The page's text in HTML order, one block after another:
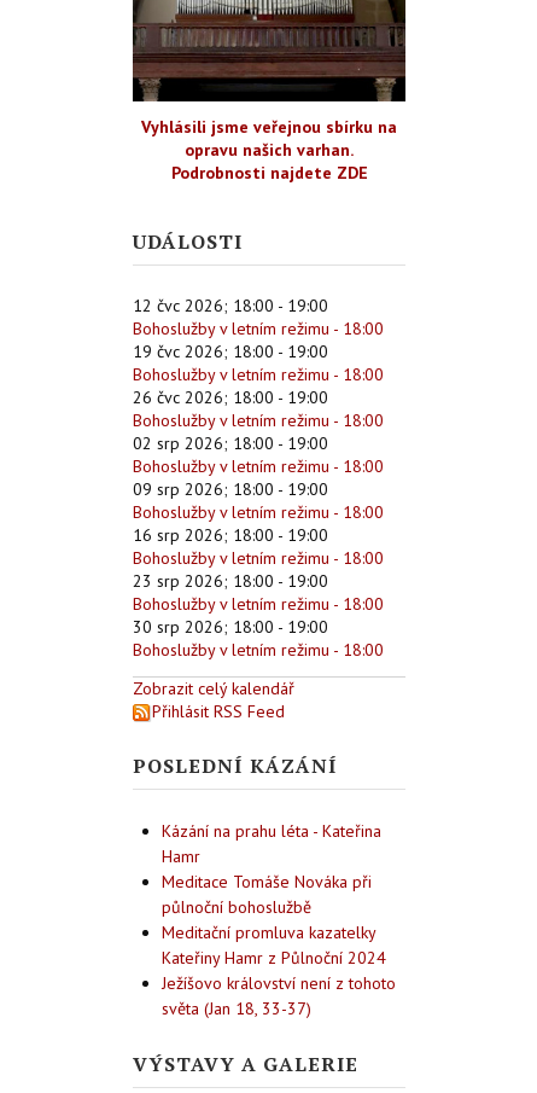
Vyhlásili jsme veřejnou sbírku na
opravu našich varhan.
Podrobnosti najdete ZDE
UDÁLOSTI
12 čvc 2026; 18:00 - 19:00
Bohoslužby v letním režimu - 18:00
19 čvc 2026; 18:00 - 19:00
Bohoslužby v letním režimu - 18:00
26 čvc 2026; 18:00 - 19:00
Bohoslužby v letním režimu - 18:00
02 srp 2026; 18:00 - 19:00
Bohoslužby v letním režimu - 18:00
09 srp 2026; 18:00 - 19:00
Bohoslužby v letním režimu - 18:00
16 srp 2026; 18:00 - 19:00
Bohoslužby v letním režimu - 18:00
23 srp 2026; 18:00 - 19:00
Bohoslužby v letním režimu - 18:00
30 srp 2026; 18:00 - 19:00
Bohoslužby v letním režimu - 18:00
Zobrazit celý kalendář
Přihlásit RSS Feed
POSLEDNÍ KÁZÁNÍ
Kázání na prahu léta - Kateřina
Hamr
Meditace Tomáše Nováka při
půlnoční bohoslužbě
Meditační promluva kazatelky
Kateřiny Hamr z Půlnoční 2024
Ježíšovo království není z tohoto
světa (Jan 18, 33-37)
VÝSTAVY A GALERIE